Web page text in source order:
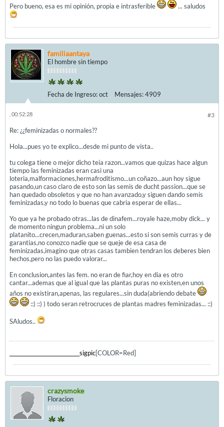
Pero bueno, esa es mi opinión, propia e intrasferible ... saludos
familiaantaya
El hombre sin tiempo
Fecha de Ingreso:oct Mensajes:4909
#3
, 00:52:28
Re: ¿¿feminizadas o normales??
Hola...pues yo te explico...desde mi punto de vista..
tu colega tiene o mejor dicho teia razon...vamos que quizas hace algun
tiempo las feminizadas eran casi una
loteria,malformaciones,hermafroditismo...un coñazo...aun hoy sigue
pasando,un caso claro de esto son las semis de ducht passion...que se
han quedado obsoletos y que no han avanzado,y siguen dando semis
feminizadas,y no todo lo buenas que cabria esperar de ellas...
Yo que ya he probado otras...las de dinafem...royale haze,moby dick... y
de momento ningun problema...ni un solo
platanito...crecen,maduran,saben guenas...esto si son semis curras y de
garantias,no conozco nadie que se queje de esa casa de
feminizadas,imagino que otras casas tambien tendran los deberes bien
hechos,pero no las puedo valorar...
En conclusion,antes las fem. no eran de fiar,hoy en dia es otro
cantar...ademas que al igual que las plantas puras no existen,en unos
años no existiran,apenas, las regulares...sin duda(abriendo debate
::) ::) ) todo seran retrocruces de plantas madres feminizadas... ::)
SAludos..
____________________________sigpic[COLOR=Red]
crazysmoke
Floracion